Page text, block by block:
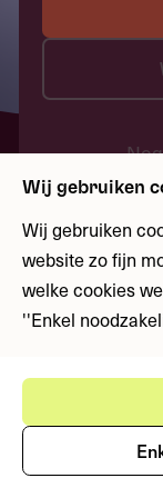
Wij gebruiken
Wij gebruiken
website zo fijn
welke cookies
''Enkel